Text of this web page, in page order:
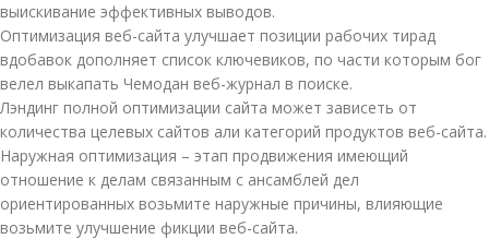
выискивание эффективных выводов.
Оптимизация веб-сайта улучшает позиции рабочих тирад
вдобавок дополняет список ключевиков, по части которым бог
велел выкапать Чемодан веб-журнал в поиске.
Лэндинг полной оптимизации сайта может зависеть от
количества целевых сайтов али категорий продуктов веб-сайта.
Наружная оптимизация – этап продвижения имеющий
отношение к делам связанным с ансамблей дел
ориентированных возьмите наружные причины, влияющие
возьмите улучшение фикции веб-сайта.